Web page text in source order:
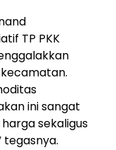
TP PKK
ini sangat
sekaligus
tegasnya.